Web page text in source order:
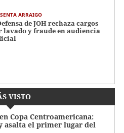
ARRAIGO
de JOH rechaza cargos
lavado y fraude en audiencia
VISTO
Copa Centroamericana:
asalta el primer lugar del